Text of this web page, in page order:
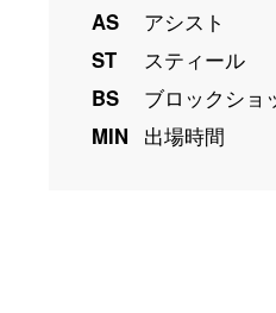
AS
アシスト
ST
スティール
BS
ブロックショ
MIN
出場時間